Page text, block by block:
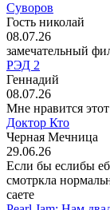
Суворов
Гость николай
08.07.26
замечательный
РЭД 2
Геннадий
08.07.26
Мне нравится
Доктор Кто
Черная Мечница
29.06.26
Если бы еслибы
смотркла
саете